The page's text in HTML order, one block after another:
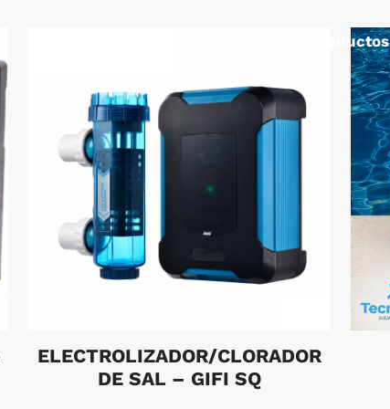
Productos
ELECTROLIZADOR/CLORADOR
DE SAL – GIFI SQ